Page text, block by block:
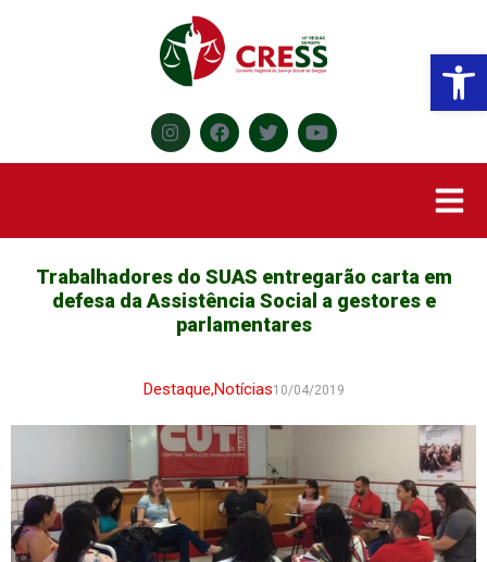
Trabalhadores do SUAS entregarão carta em
defesa da Assistência Social a gestores e
parlamentares
Destaque,Notícias10/04/2019